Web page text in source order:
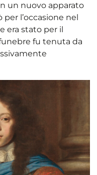
un nuovo apparato
l’occasione nel
era stato per il
funebre fu tenuta da